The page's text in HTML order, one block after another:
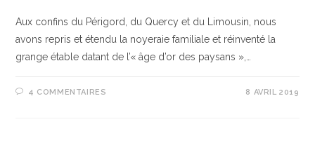
Aux confins du Périgord, du Quercy et du Limousin, nous
avons repris et étendu la noyeraie familiale et réinventé la
grange étable datant de l’« âge d’or des paysans »,…
4 COMMENTAIRES 8 AVRIL 2019